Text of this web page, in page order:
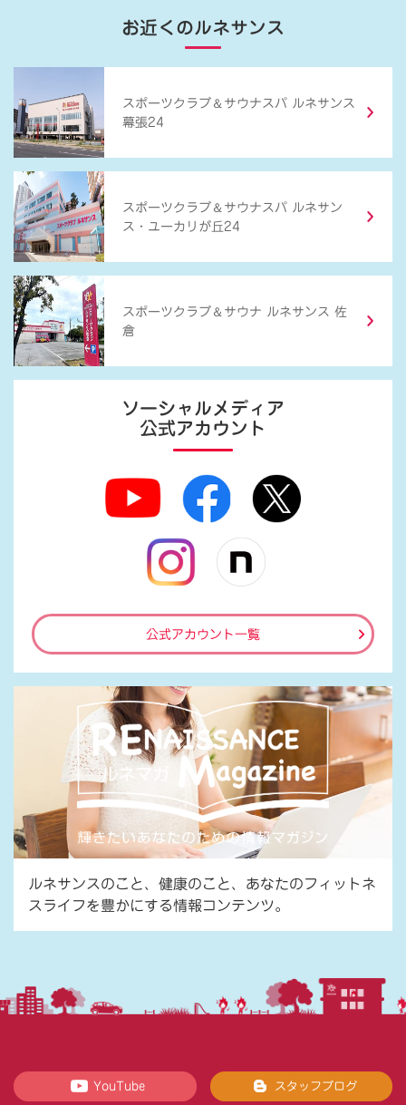
お近くのルネサンス
スポーツクラブ ＆ サウナスパ ルネサンス
幕張24
スポーツクラブ ＆ サウナスパ ルネサン
ス・ユーカリが丘24
スポーツクラブ ＆ サウナ ルネサンス 佐
倉
ソーシャルメディア
公式アカウント
公式アカウント一覧
ルネサンスのこと、健康のこと、あなたのフィットネ
スライフを豊かにする情報コンテンツ。
YouTube スタッフブログ